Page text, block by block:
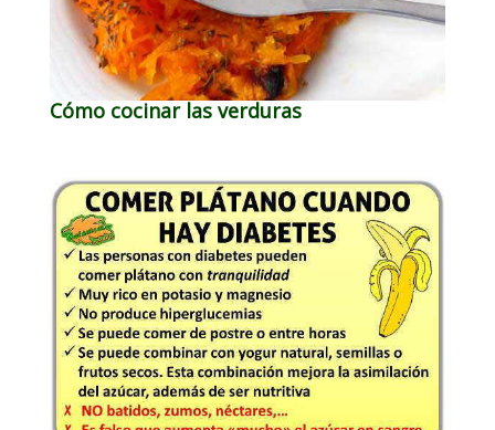
Cómo cocinar las verduras